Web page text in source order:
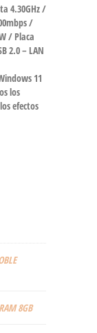
4.30GHz /
/
/ Placa
2.0 – LAN
11
los
efectos
RAM 8GB